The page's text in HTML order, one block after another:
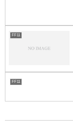
FF11
FF11